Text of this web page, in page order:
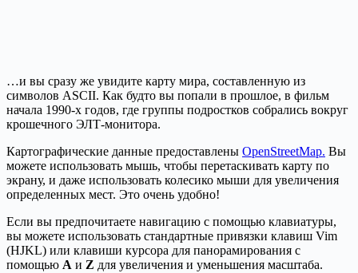
…и вы сразу же увидите карту мира, составленную из
символов ASCII. Как будто вы попали в прошлое, в фильм
начала 1990-х годов, где группы подростков собрались вокруг
крошечного ЭЛТ-монитора.
Картографические данные предоставлены OpenStreetMap. Вы
можете использовать мышь, чтобы перетаскивать карту по
экрану, и даже использовать колесико мыши для увеличения
определенных мест. Это очень удобно!
Если вы предпочитаете навигацию с помощью клавиатуры,
вы можете использовать стандартные привязки клавиш Vim
(HJKL) или клавиши курсора для панорамирования с
помощью A и Z для увеличения и уменьшения масштаба.